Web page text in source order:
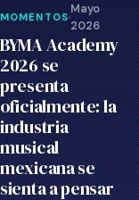
MOMENTOS
MOMENTOS
Mayo
2026
BYMA Academy
2026 se
presenta
oficialmente: la
industria
musical
mexicana se
sienta a pensar